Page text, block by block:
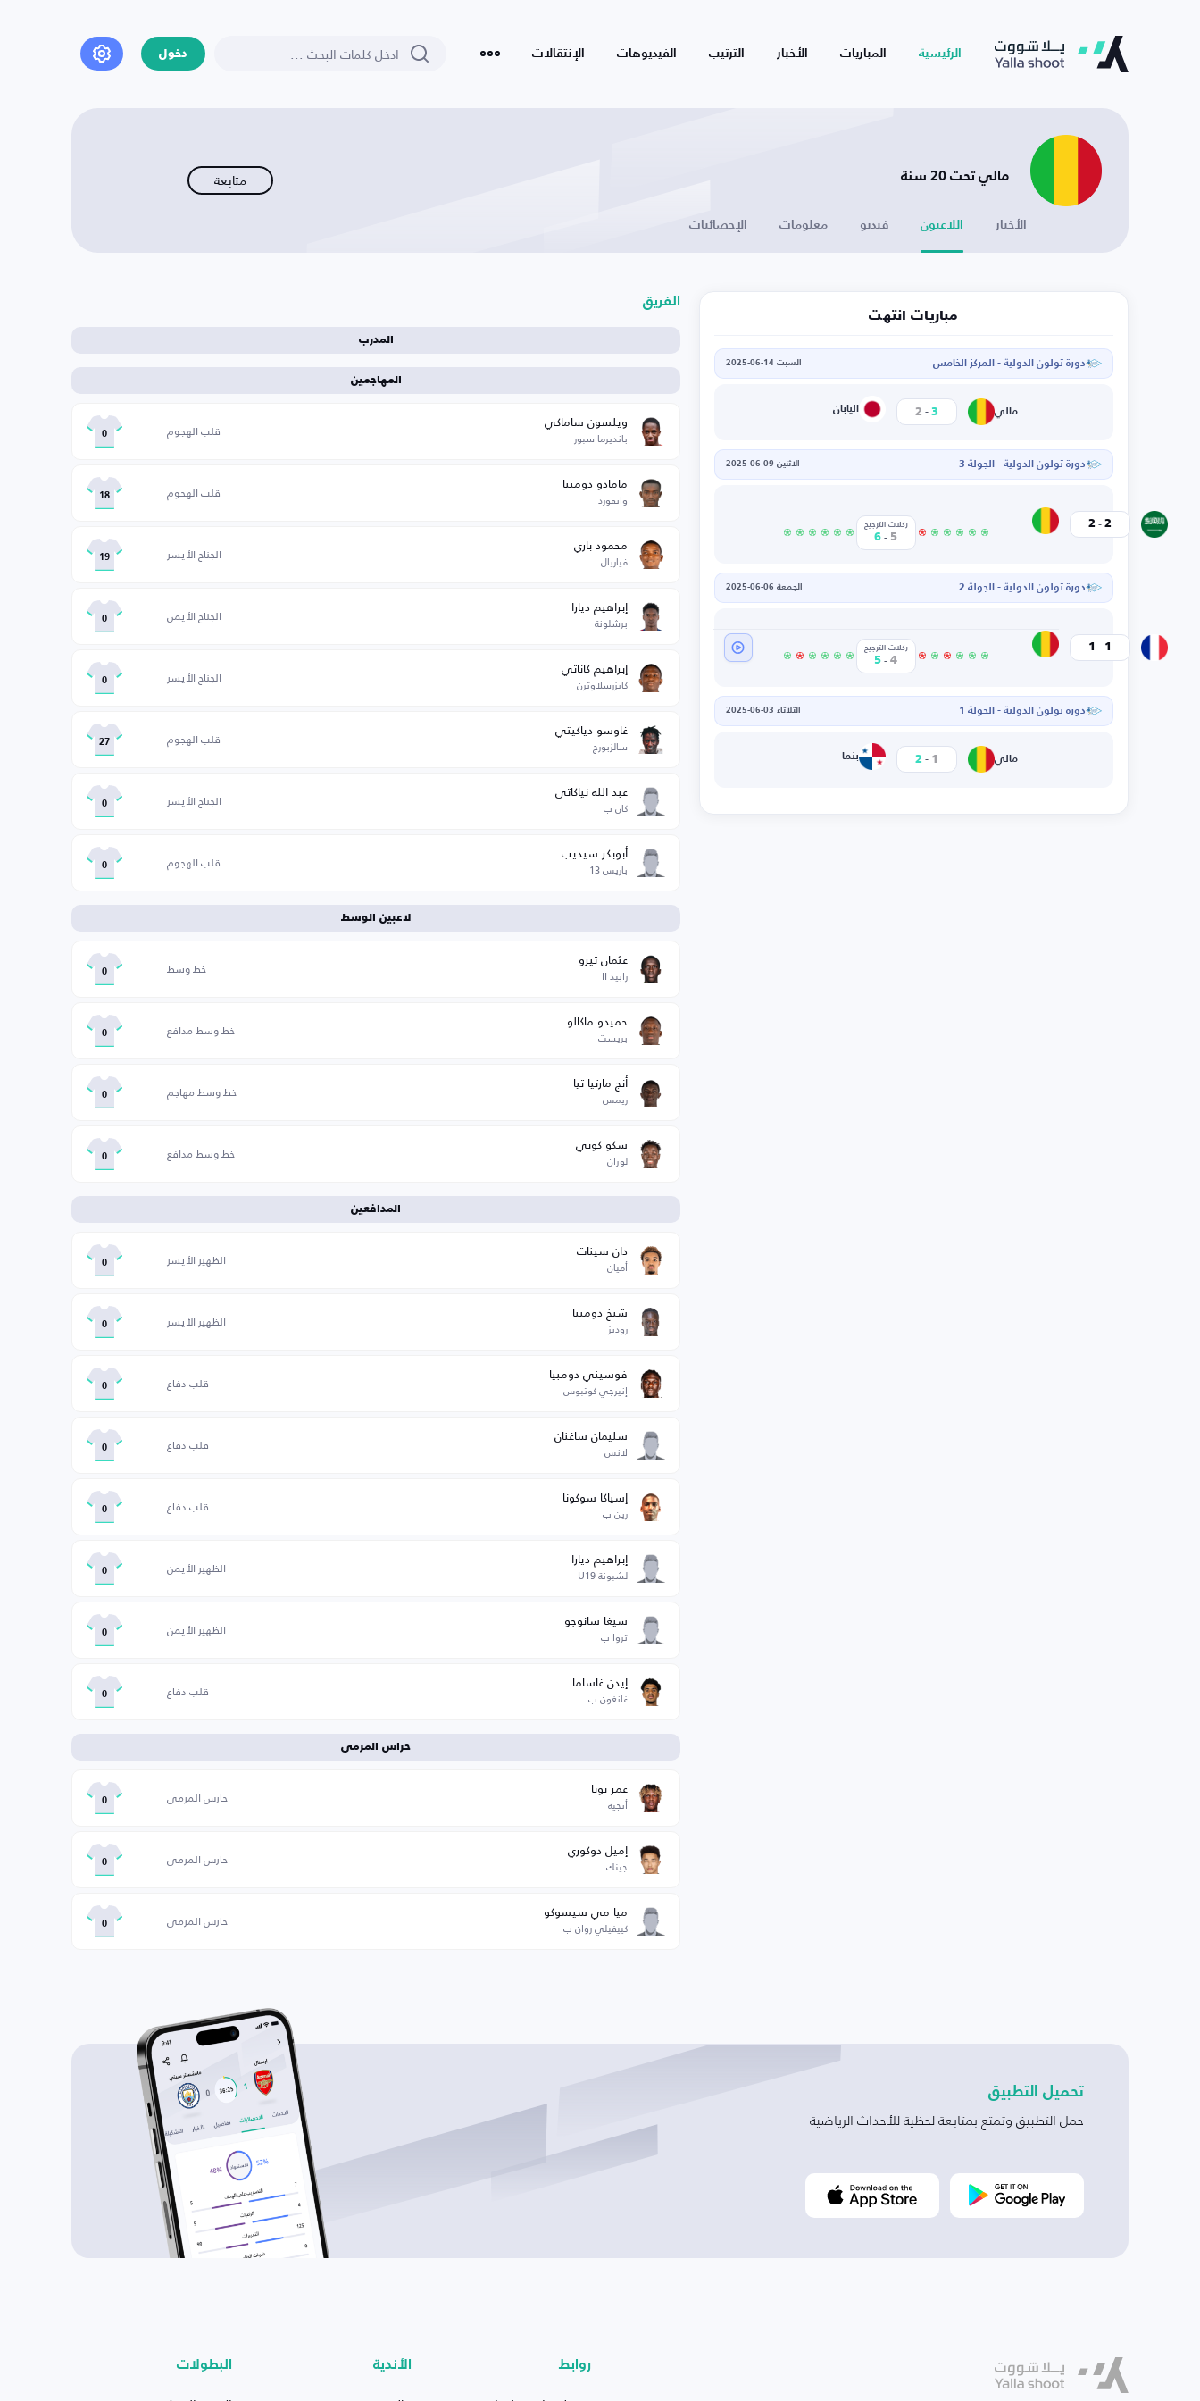
الرئيسية المباريات الأخبار الترتيب الفيديوهات الإنتقالات دخول
مالي تحت 20 سنة متابعة
الأخبار اللاعبون فيديو معلومات الإحصائيات
مباريات انتهت
دورة تولون الدولية - المركز الخامس السبت 14-06-2025
مالي 3
-
2 اليابان
دورة تولون الدولية - الجولة 3 الاثنين 09-06-2025
السعودية 2
-
2 ركلات الترجيح
5
-
6
دورة تولون الدولية - الجولة 2 الجمعة 06-06-2025
فرنسا 1
-
1 ركلات الترجيح
4
-
5
دورة تولون الدولية - الجولة 1 الثلاثاء 03-06-2025
مالي 1
-
2 بنما
الفريق
المدرب
المهاجمين
ويلسون ساماكي
بانديرما سبور قلب الهجوم 0
مامادو دومبيا
واتفورد قلب الهجوم 18
محمود باري
فياريال الجناح الأيسر 19
إبراهيم ديارا
برشلونة الجناح الأيمن 0
إبراهيم كاناتي
كايزرسلاوترن الجناح الأيسر 0
غاوسو دياكيتي
سالزبورج قلب الهجوم 27
عبد الله نياكاتي
كان ب الجناح الأيسر 0
أبوبكر سيديب
باريس 13 قلب الهجوم 0
لاعبين الوسط
عثمان تيرو
رابيد II خط وسط 0
حميدو ماكالو
بريست خط وسط مدافع 0
أنج مارتيا تيا
ريمس خط وسط مهاجم 0
سكو كوني
لوزان خط وسط مدافع 0
المدافعين
دان سينات
أميان الظهير الأيسر 0
شيخ دومبيا
روديز الظهير الأيسر 0
فوسيني دومبيا
إنيرجي كوتبوس قلب دفاع 0
سليمان ساغنان
لانس قلب دفاع 0
إسياكا سوكونا
رين ب قلب دفاع 0
إبراهيم ديارا
لشبونة U19 الظهير الأيمن 0
سيغا سانوجو
تروا ب الظهير الأيمن 0
إيدن غاساما
غانغون ب قلب دفاع 0
حراس المرمى
عمر بونا
أنجيه حارس المرمى 0
إميل دوكوري
جينك حارس المرمى 0
ميا مي سيسوكو
كييفيلي روان ب حارس المرمى 0
تحميل التطبيق
حمل التطبيق وتمتع بمتابعة لحظية للأحداث الرياضية
روابط الأندية البطولات